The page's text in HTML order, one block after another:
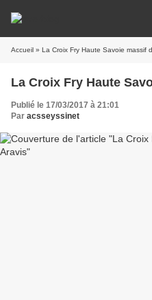
Accueil » La Croix Fry Haute Savoie massif
La Croix Fry Haute
Publié le 17/03/2017 à 21:01
Par acsseyssinet